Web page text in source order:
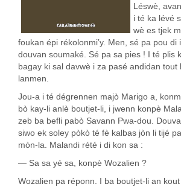
Léswè,
i té ka lévé
wè es tjek
foukan épi rékolonmi’y. Men, sé pa pou di
douvan soumaké. Sé pa sa pies ! I té plis
bagay ki sal davwè i za pasé andidan tout
lanmen.
Jou-a i té dégrennen majò Marigo a,
bò kay-li anlè boutjet-li, i jwenn konpè
zeb ba befli pabò Savann Pwa-dou.
siwo ek soley pòkò té fè kalbas jòn li tijé
mòn-la. Malandi rété i di kon sa :
— Sa sa yé sa, konpè Wozalien ?
Wozalien pa réponn. I ba boutjet-li an